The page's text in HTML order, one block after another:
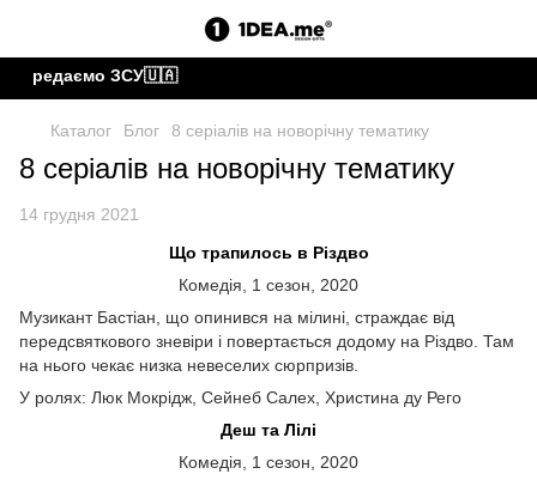
ЗСУ🇺🇦
Каталог Блог 8 серіалів на новорічну тематику
8 серіалів на новорічну тематику
14 грудня 2021
Що трапилось в Різдво
Комедія, 1 сезон, 2020
Музикант Бастіан, що опинився на мілині, страждає від
передсвяткового зневіри і повертається додому на Різдво. Там
на нього чекає низка невеселих сюрпризів.
У ролях: Люк Мокрідж, Сейнеб Салех, Христина ду Рего
Деш та Лілі
Комедія, 1 сезон, 2020